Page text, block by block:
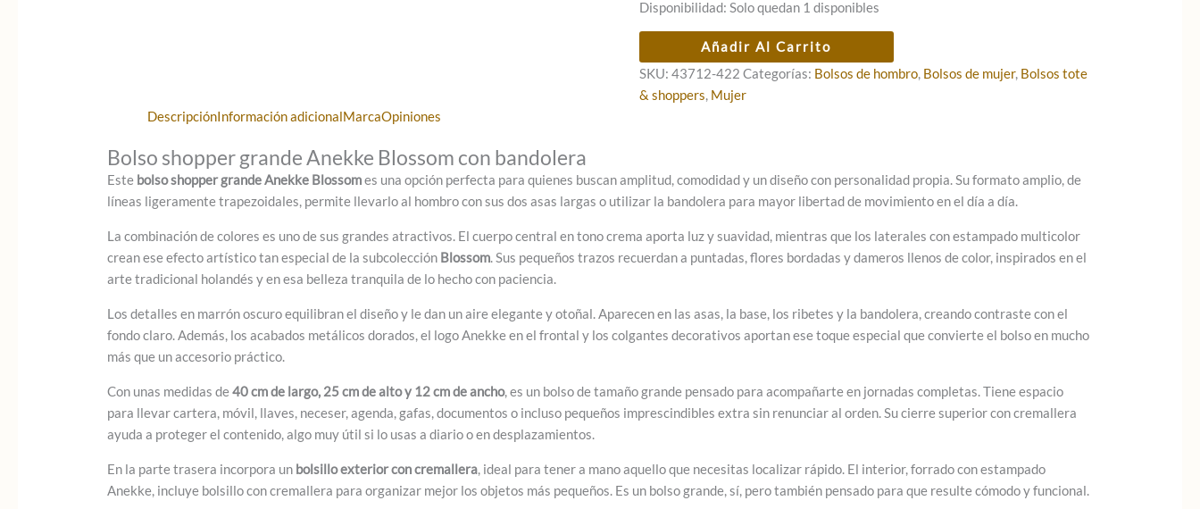
Disponibilidad: Solo quedan 1 disponibles
shopper
grande
Anekke
cantidad
Añadir Al Carrito
SKU:43712-422 Categorías: Bolsos de hombro, Bolsos de mujer, Bolsos tote
& shoppers, Mujer
DescripciónInformación adicionalMarcaOpiniones
Bolso shopper grande Anekke Blossom con bandolera
Este bolso shopper grande Anekke Blossomes una opción perfecta para quienes buscan amplitud, comodidad y un diseño con personalidad propia. Su formato amplio, de
líneas ligeramente trapezoidales, permite llevarlo al hombro con sus dos asas largas o utilizar la bandolera para mayor libertad de movimiento en el día a día.
La combinación de colores es uno de sus grandes atractivos. El cuerpo central en tono crema aporta luz y suavidad, mientras que los laterales con estampado multicolor
crean ese efecto artístico tan especial de la subcolección Blossom. Sus pequeños trazos recuerdan a puntadas, flores bordadas y dameros llenos de color, inspirados en el
arte tradicional holandés y en esa belleza tranquila de lo hecho con paciencia.
Los detalles en marrón oscuro equilibran el diseño y le dan un aire elegante y otoñal. Aparecen en las asas, la base, los ribetes y la bandolera, creando contraste con el
fondo claro. Además, los acabados metálicos dorados, el logo Anekke en el frontal y los colgantes decorativos aportan ese toque especial que convierte el bolso en mucho
más que un accesorio práctico.
Con unas medidas de40 cm de largo, 25 cm de alto y 12 cm de ancho, es un bolso de tamaño grande pensado para acompañarte en jornadas completas. Tiene espacio
para llevar cartera, móvil, llaves, neceser, agenda, gafas, documentos o incluso pequeños imprescindibles extra sin renunciar al orden. Su cierre superior con cremallera
ayuda a proteger el contenido, algo muy útil si lo usas a diario o en desplazamientos.
En la parte trasera incorpora un bolsillo exterior con cremallera, ideal para tener a mano aquello que necesitas localizar rápido. El interior, forrado con estampado
Anekke, incluye bolsillo con cremallera para organizar mejor los objetos más pequeños. Es un bolso grande, sí, pero también pensado para que resulte cómodo y funcional.